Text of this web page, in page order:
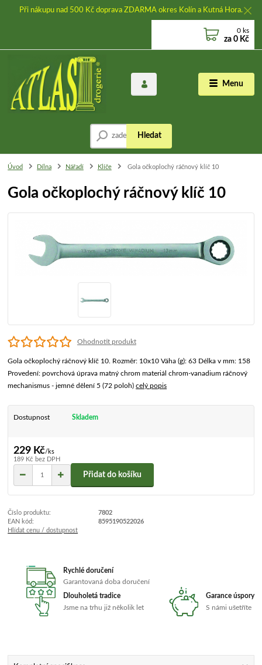
Při nákupu nad 500 Kč doprava ZDARMA okres Kolín a Kutná Hora.
Menu
Hledat
0 ks
za 0 Kč
Úvod Dílna Nářadí Klíče Gola očkoplochý ráčnový klíč 10
Gola očkoplochý ráčnový klíč 10
Ohodnotit produkt
Gola očkoplochý ráčnový klíč 10. Rozměr: 10x10 Váha (g): 63 Délka v mm: 158
Provedení: povrchová úprava matný chrom materiál chrom-vanadium ráčnový
mechanismus - jemné dělení 5 (72 poloh)celý popis
Dostupnost Skladem
229 Kč/ks
189 Kč bez DPH
Přidat do košíku
Číslo produktu:
7802
EAN kód:
8595190522026
Hlídat cenu / dostupnost
Rychlé doručení
Garantovaná doba doručení
Dlouholetá tradice
Jsme na trhu již několik let
Garance úspory
S námi ušetříte